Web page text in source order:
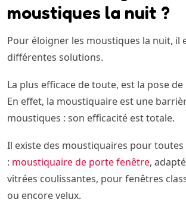
moustiques la nuit ?
Pour éloigner les moustiques la nuit, il
différentes solutions.
La plus efficace de toute, est la pose
En effet, la moustiquaire est une
moustiques : son efficacité est totale.
Il existe des moustiquaires pour toutes
: moustiquaire de porte fenêtre,
vitrées coulissantes, pour fenêtres
ou encore velux.